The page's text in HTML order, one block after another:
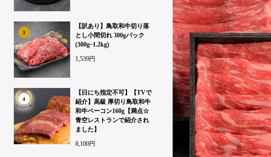
3
【訳あり】鳥取和牛切り落
とし小間切れ 300gパック
(300g~1.2kg)
1,539円
4
【日にち指定不可】【TVで
紹介】高級 厚切り鳥取和牛
和牛ベーコン160g【満点☆
青空レストランで紹介され
ました】
8,100円